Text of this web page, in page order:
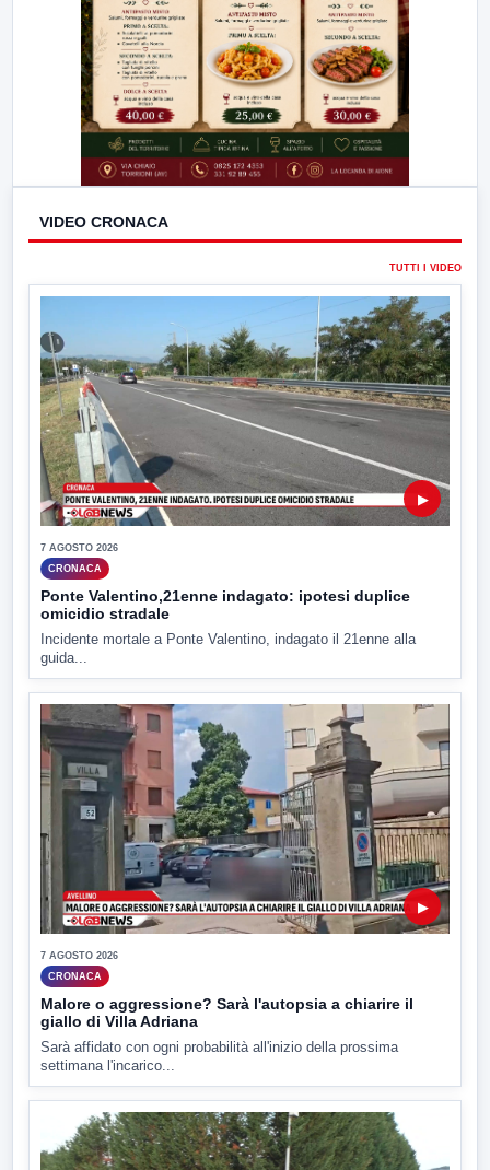
VIDEO CRONACA
TUTTI I VIDEO
▶
7 AGOSTO 2026
CRONACA
Ponte Valentino,21enne indagato: ipotesi duplice
omicidio stradale
Incidente mortale a Ponte Valentino, indagato il 21enne alla
guida...
▶
7 AGOSTO 2026
CRONACA
Malore o aggressione? Sarà l'autopsia a chiarire il
giallo di Villa Adriana
Sarà affidato con ogni probabilità all'inizio della prossima
settimana l'incarico...